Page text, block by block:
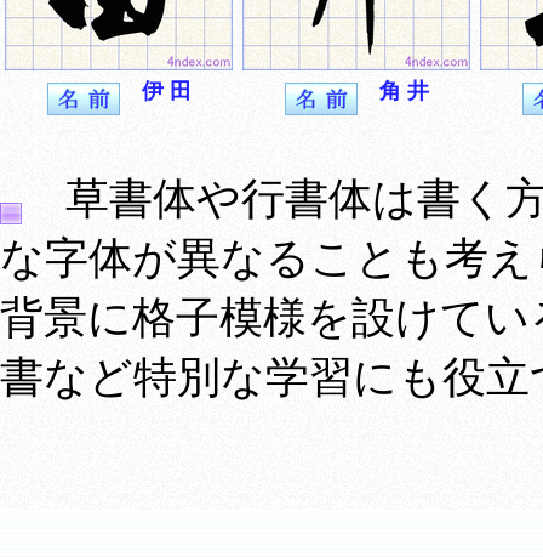
伊 田 角 井
草書体や行書体は書く
な字体が異なることも考
背景に格子模様を設けて
書など特別な学習にも役